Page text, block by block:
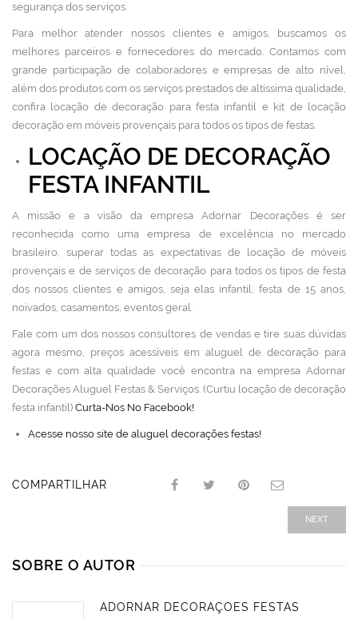
segurança dos serviços.
Para melhor atender nossos clientes e amigos, buscamos os
melhores parceiros e fornecedores do mercado. Contamos com
grande participação de colaboradores e empresas de alto nível,
além dos produtos com os serviços prestados de altíssima qualidade,
confira locação de decoração para festa infantil e kit de locação
decoração em móveis provençais para todos os tipos de festas.
LOCAÇÃO DE DECORAÇÃO
FESTA INFANTIL
A missão e a visão da empresa Adornar Decorações é ser
reconhecida como uma empresa de excelência no mercado
brasileiro, superar todas as expectativas de locação de móveis
provençais e de serviços de decoração para todos os tipos de festa
dos nossos clientes e amigos, seja elas infantil, festa de 15 anos,
noivados, casamentos, eventos geral.
Fale com um dos nossos consultores de vendas e tire suas dúvidas
agora mesmo, preços acessíveis em aluguel de decoração para
festas e com alta qualidade você encontra na empresa Adornar
Decorações Aluguel Festas & Serviços. (Curtiu locação de decoração
festa infantil) Curta-Nos No Facebook!
Acesse nosso site de aluguel decorações festas!
COMPARTILHAR
NEXT
SOBRE O AUTOR
ADORNAR DECORAÇÕES FESTAS